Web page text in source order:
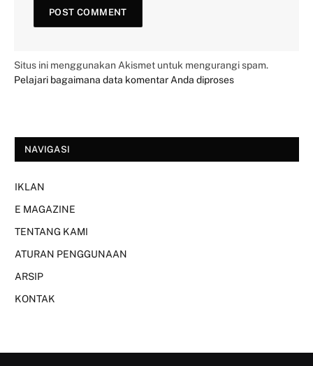
Situs ini menggunakan Akismet untuk mengurangi spam.
Pelajari bagaimana data komentar Anda diproses
NAVIGASI
IKLAN
E MAGAZINE
TENTANG KAMI
ATURAN PENGGUNAAN
ARSIP
KONTAK